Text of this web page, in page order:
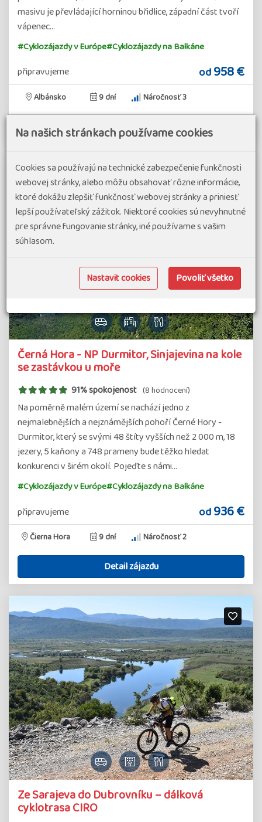
masivu je převládající horninou břidlice, západní část tvoří
vápenec…
#Cyklozájazdy v Európe#Cyklozájazdy na Balkáne
připravujeme od958 €
Albánsko 9 dní Náročnosť 3
Detail zájazdu
Černá Hora - NP Durmitor, Sinjajevina na kole
se zastávkou u moře
91% spokojenost (8 hodnocení)
Na poměrně malém území se nachází jedno z
nejmalebnějších a nejznámějších pohoří Černé Hory -
Durmitor, který se svými 48 štíty vyšších než 2 000 m, 18
jezery, 5 kaňony a 748 prameny bude těžko hledat
konkurenci v širém okolí. Pojeďte s námi…
#Cyklozájazdy v Európe#Cyklozájazdy na Balkáne
připravujeme od936 €
Čierna Hora 9 dní Náročnosť 2
Detail zájazdu
Ze Sarajeva do Dubrovníku – dálková
cyklotrasa CIRO
Na našich stránkach používame cookies
Cookies sa používajú na technické zabezpečenie funkčnosti
webovej stránky, alebo môžu obsahovať rôzne informácie,
ktoré dokážu zlepšiť funkčnosť webovej stránky a priniesť
lepší používateľský zážitok. Niektoré cookies sú nevyhnutné
pre správne fungovanie stránky, iné používame s vašim
súhlasom.
Nastavit cookies Povoliť všetko